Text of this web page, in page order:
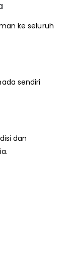
ke seluruh
sendiri
dan